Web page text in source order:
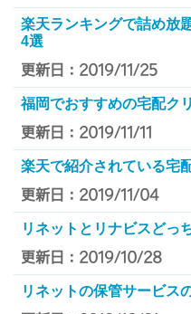
楽天ランキングで詰め放
4選
更新日：2019/11/25
福岡でおすすめの宅配ク
更新日：2019/11/11
楽天で紹介されている宅
更新日：2019/11/04
リネットとリナビスどっ
更新日：2019/10/28
リネットの保管サービス